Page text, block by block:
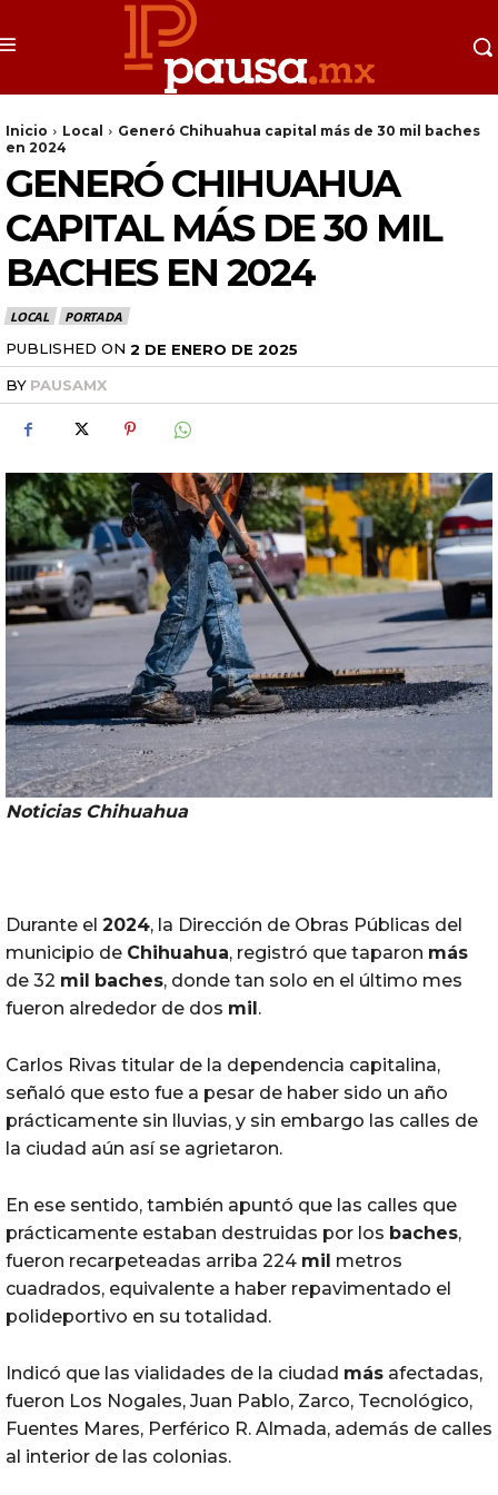
Inicio Local
Generó Chihuahua capital más de 30 mil baches
en 2024
GENERÓ CHIHUAHUA
CAPITAL MÁS DE 30 MIL
BACHES EN 2024
LOCAL PORTADA
PUBLISHED ON 2 DE ENERO DE 2025
BY PAUSAMX
Noticias Chihuahua
Durante el 2024, la Dirección de Obras Públicas del
municipio de Chihuahua, registró que taparon más
de 32 mil baches, donde tan solo en el último mes
fueron alrededor de dos mil.
Carlos Rivas titular de la dependencia capitalina,
señaló que esto fue a pesar de haber sido un año
prácticamente sin lluvias, y sin embargo las calles de
la ciudad aún así se agrietaron.
En ese sentido, también apuntó que las calles que
prácticamente estaban destruidas por los baches,
fueron recarpeteadas arriba 224 mil metros
cuadrados, equivalente a haber repavimentado el
polideportivo en su totalidad.
Indicó que las vialidades de la ciudad más afectadas,
fueron Los Nogales, Juan Pablo, Zarco, Tecnológico,
Fuentes Mares, Perférico R. Almada, además de calles
al interior de las colonias.